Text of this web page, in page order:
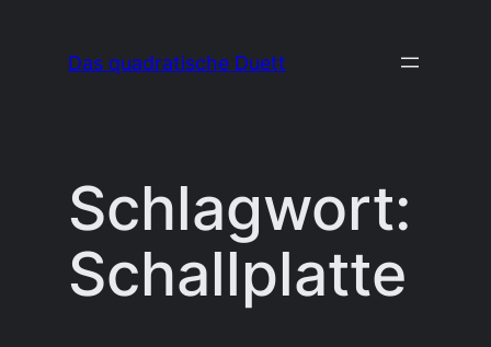
Das quadratische Duett
Schlagwort:
Schallplatte